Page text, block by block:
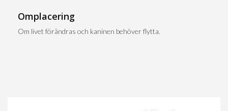
Omplacering
Om livet förändras och kaninen behöver flytta.